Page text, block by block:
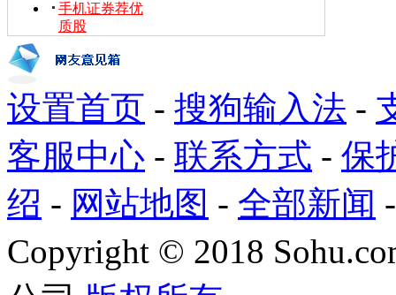
手机证券荐优
质股
设置首页 - 搜狗输入法 -
客服中心 - 联系方式 - 保
绍 - 网站地图 - 全部新闻
Copyright © 2018